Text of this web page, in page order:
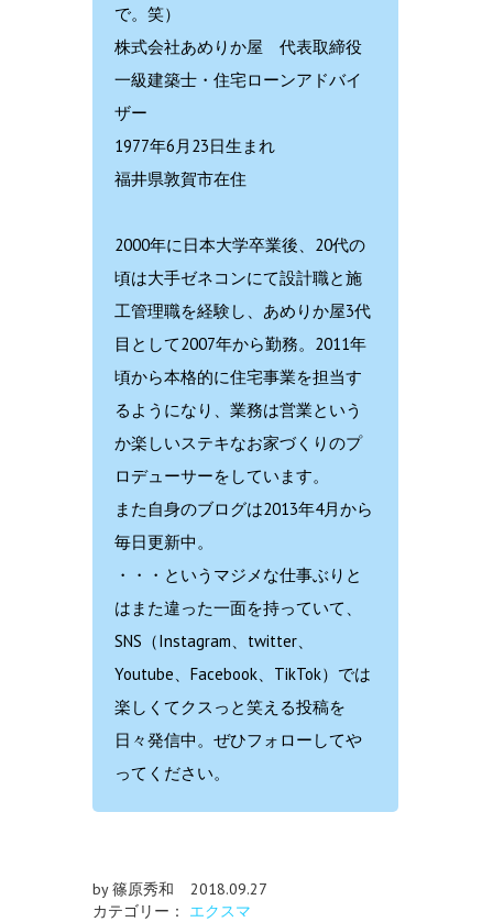
で。笑）
株式会社あめりか屋 代表取締役
一級建築士・住宅ローンアドバイ
ザー
1977年6月23日生まれ
福井県敦賀市在住
2000年に日本大学卒業後、20代の
頃は大手ゼネコンにて設計職と施
工管理職を経験し、あめりか屋3代
目として2007年から勤務。2011年
頃から本格的に住宅事業を担当す
るようになり、業務は営業という
か楽しいステキなお家づくりのプ
ロデューサーをしています。
また自身のブログは2013年4月から
毎日更新中。
・・・というマジメな仕事ぶりと
はまた違った一面を持っていて、
SNS（Instagram、twitter、
Youtube、Facebook、TikTok）では
楽しくてクスっと笑える投稿を
日々発信中。ぜひフォローしてや
ってください。
by 篠原秀和
2018.09.27
カテゴリー： エクスマ